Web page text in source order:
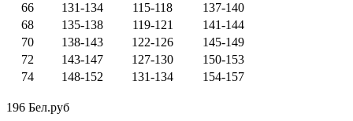
66
131-134 115-118
137-140
68
135-138 119-121
141-144
70
138-143 122-126
145-149
72
143-147 127-130
150-153
74
148-152 131-134 154-157
196 Бел.руб